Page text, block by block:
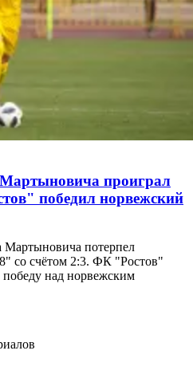
проиграл
победил норвежский
потерпел
со счётом 2:3. ФК "Ростов"
над норвежским